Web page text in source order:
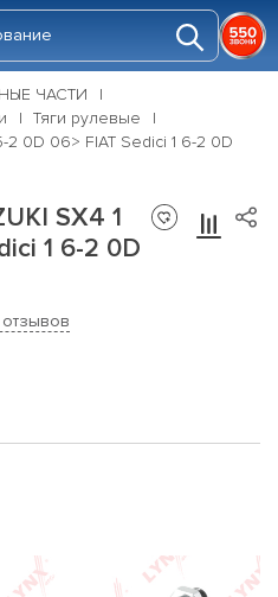
ЧАСТИ
Тяги рулевые
2 0D 06> FIAT Sedici 1 6-2 0D
SX4 1
1 6-2 0D